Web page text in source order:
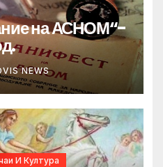
на АСНОМ“-
NEWS
И Култура